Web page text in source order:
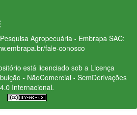
Agropecuária - Embrapa SAC:
fale-conosco
está licenciado sob a Licença
- NãoComercial - SemDerivações
4.0 Internacional.